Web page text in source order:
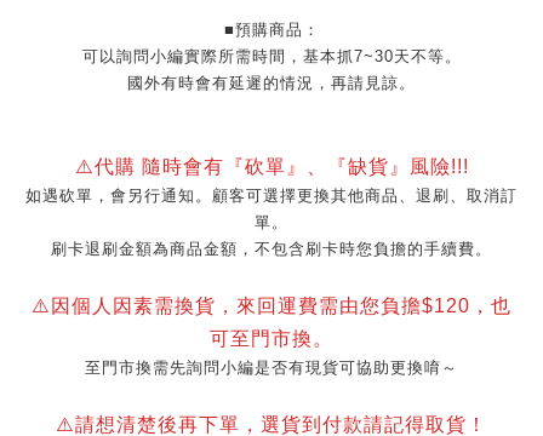
■預購商品：
可以詢問小編實際所需時間，基本抓7~30天不等。
國外有時會有延遲的情況，再請見諒。
⚠️代購 隨時會有『砍單』、『缺貨』風險!!!
如遇砍單，會另行通知。顧客可選擇更換其他商品、退刷、取消訂
單。
刷卡退刷金額為商品金額，不包含刷卡時您負擔的手續費。
⚠️因個人因素需換貨，來回運費需由您負擔$120，也
可至門市換。
至門市換需先詢問小編是否有現貨可協助更換唷～
⚠️請想清楚後再下單，選貨到付款請記得取貨！